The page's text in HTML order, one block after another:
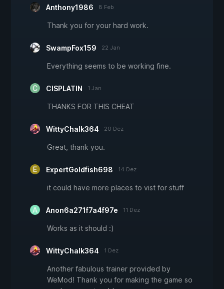
Anthony1986 8 Feb
Thank you for your hard work.
SwampFox159 22 Jan
Everything seems to be working fine.
CISPLATIN 1 Jan
THANKS FOR THIS CHEAT
WittyChalk364 20 Dez
Great, thank you.
ExpertGoldfish698 14 Dez
it could have more places to vist for stuff
Anon6a271f7a4f97e 11 Dez
Works as it should :)
WittyChalk364 1 Dez
Another fabulous trainer provided by
WeMod! Thank you for making the game so